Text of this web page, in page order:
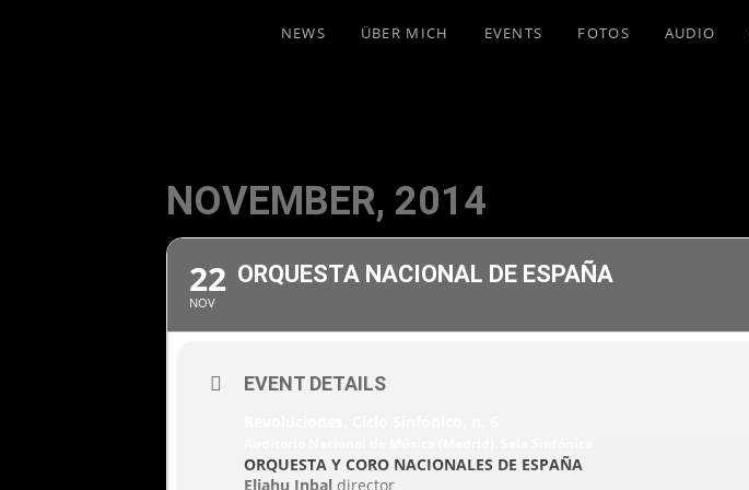
NEWS ÜBER MICH EVENTS FOTOS AUDIO
NOVEMBER, 2014
22
NOV
ORQUESTA NACIONAL DE ESPAÑA
EVENT DETAILS
ORQUESTA Y CORO NACIONALES DE ESPAÑA
Eliahu Inbal director